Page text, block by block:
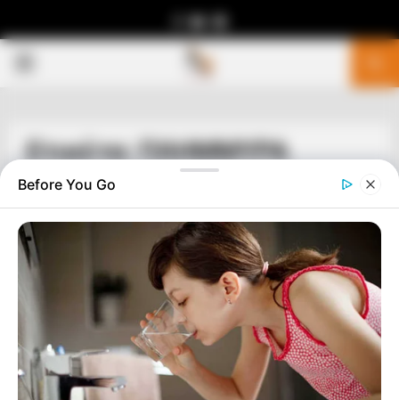
Ετικέτα: ΠΛΗΜΜΥΡΑ
ΥΠΟΘΑΛΑΣΣΙΝΗ ΑΡΕΝΑ ΟΠΟΥ ΣΥΜΒΟΛΑ
ΚΑΙ ΜΟΧΘΗΡΕΣ ΠΑΡΑΣΤΑΣΕΙΣ
ΑΠΟΚΑΘΗΛΩΘΗΚΑΝ.
ΓΡΑΦΕΙ Ο ΓΕΩΡΓΙΟΣ ΤΣΟΠΑΝΙΔΗΣ <<ΜΕΣ ΤΗΝ ΑΠΛΟΧΩΡΗ
ΑΓΚΑΛΙΑ ΣΤΟΝ ΒΥΘΟ ΤΩΝ ΘΑΥΜΑΤΩΝ ΤΟ ΒΛΕΜΜΑ ΕΓΙΝΕ
ΚΑΘΑΡΙΟ. ΟΙ ΜΑΚΡΙΝΕΣ ΑΠΟΣΤΑΣΕΙΣ ΑΠ’ ΤΟΝ ΛΟΦΟ ΤΩΝ
ΚΟΡΡΑΛΙΩΝ ΩΣ...
Before You Go